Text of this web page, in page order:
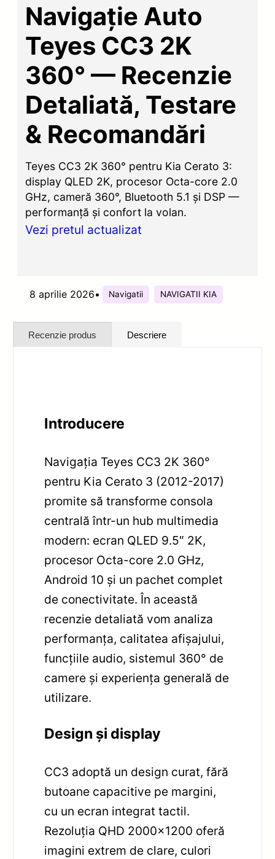
Navigație Auto
Teyes CC3 2K
360° — Recenzie
Detaliată, Testare
& Recomandări
Teyes CC3 2K 360° pentru Kia Cerato 3:
display QLED 2K, procesor Octa-core 2.0
GHz, cameră 360°, Bluetooth 5.1 și DSP —
performanță și confort la volan.
Vezi pretul actualizat
8 aprilie 2026• Navigatii NAVIGATII KIA
Recenzie produs Descriere
Introducere
Navigația Teyes CC3 2K 360°
pentru Kia Cerato 3 (2012-2017)
promite să transforme consola
centrală într-un hub multimedia
modern: ecran QLED 9.5″ 2K,
procesor Octa-core 2.0 GHz,
Android 10 și un pachet complet
de conectivitate. În această
recenzie detaliată vom analiza
performanța, calitatea afișajului,
funcțiile audio, sistemul 360° de
camere și experiența generală de
utilizare.
Design și display
CC3 adoptă un design curat, fără
butoane capacitive pe margini,
cu un ecran integrat tactil.
Rezoluția QHD 2000×1200 oferă
imagini extrem de clare, culori